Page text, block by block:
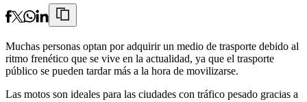
Muchas personas optan por adquirir un medio de trasporte debido al
ritmo frenético que se vive en la actualidad, ya que el trasporte
público se pueden tardar más a la hora de movilizarse.
Las motos son ideales para las ciudades con tráfico pesado gracias a